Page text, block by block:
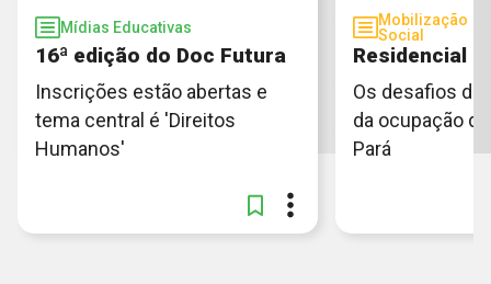
Mídias Educativas
16ª edição do Doc Futura
Inscrições estão abertas e
tema central é 'Direitos
Humanos'
Mobilização
Social
Residencial
Os desafios
da ocupação
Pará